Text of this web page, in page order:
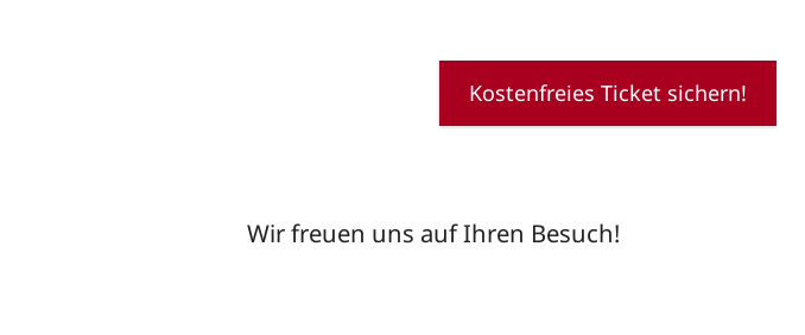
Kostenfreies Ticket sichern!
Wir freuen uns auf Ihren Besuch!